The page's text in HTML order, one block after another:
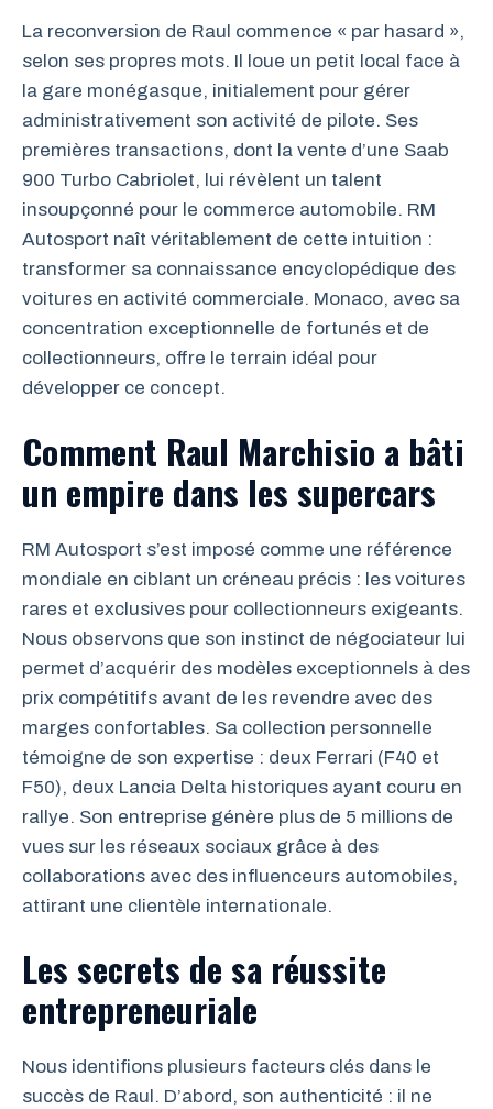
La reconversion de Raul commence « par hasard »,
selon ses propres mots. Il loue un petit local face à
la gare monégasque, initialement pour gérer
administrativement son activité de pilote. Ses
premières transactions, dont la vente d’une Saab
900 Turbo Cabriolet, lui révèlent un talent
insoupçonné pour le commerce automobile. RM
Autosport naît véritablement de cette intuition :
transformer sa connaissance encyclopédique des
voitures en activité commerciale. Monaco, avec sa
concentration exceptionnelle de fortunés et de
collectionneurs, offre le terrain idéal pour
développer ce concept.
Comment Raul Marchisio a bâti
un empire dans les supercars
RM Autosport s’est imposé comme une référence
mondiale en ciblant un créneau précis : les voitures
rares et exclusives pour collectionneurs exigeants.
Nous observons que son instinct de négociateur lui
permet d’acquérir des modèles exceptionnels à des
prix compétitifs avant de les revendre avec des
marges confortables. Sa collection personnelle
témoigne de son expertise : deux Ferrari (F40 et
F50), deux Lancia Delta historiques ayant couru en
rallye. Son entreprise génère plus de 5 millions de
vues sur les réseaux sociaux grâce à des
collaborations avec des influenceurs automobiles,
attirant une clientèle internationale.
Les secrets de sa réussite
entrepreneuriale
Nous identifions plusieurs facteurs clés dans le
succès de Raul. D’abord, son authenticité : il ne